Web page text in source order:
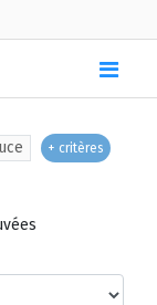
+ critères